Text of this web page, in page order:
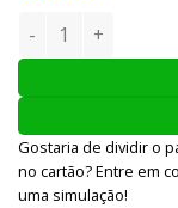
REVOLVER
Gostaria de dividir o
no cartão? Entre em
uma simulação!